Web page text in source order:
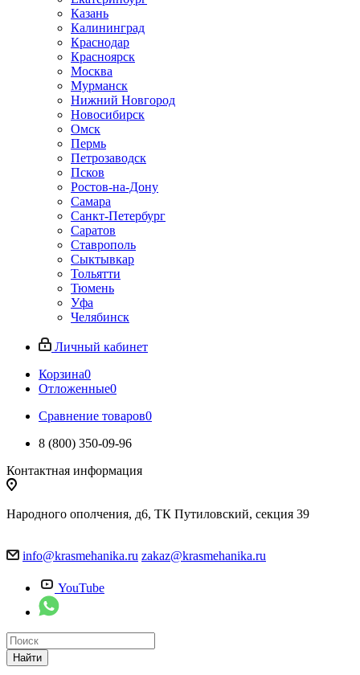
Казань
Калининград
Краснодар
Красноярск
Москва
Мурманск
Нижний Новгород
Новосибирск
Омск
Пермь
Петрозаводск
Псков
Ростов-на-Дону
Самара
Санкт-Петербург
Саратов
Ставрополь
Сыктывкар
Тольятти
Тюмень
Уфа
Челябинск
Личный кабинет
Корзина0
Отложенные0
Сравнение товаров0
8 (800) 350-09-96
Контактная информация
Народного ополчения, д6, ТК Путиловский, секция 39
info@krasmehanika.ru zakaz@krasmehanika.ru
YouTube
Найти